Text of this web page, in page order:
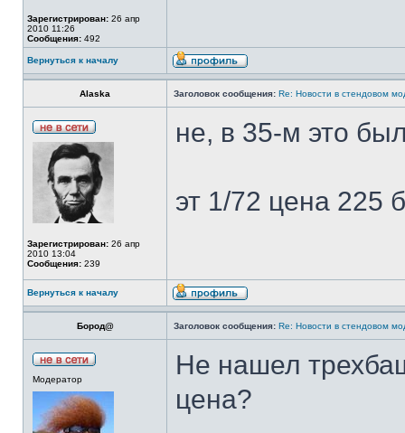
Зарегистрирован: 26 апр
2010 11:26
Сообщения: 492
Вернуться к началу
Alaska Заголовок сообщения: Re: Новости в стендовом
Зарегистрирован: 26 апр
2010 13:04
Сообщения: 239
не, в 35-м это
эт 1/72 цена 225
Вернуться к началу
Бород@ Заголовок сообщения: Re: Новости в стендовом
Модератор
Не нашел
цена?